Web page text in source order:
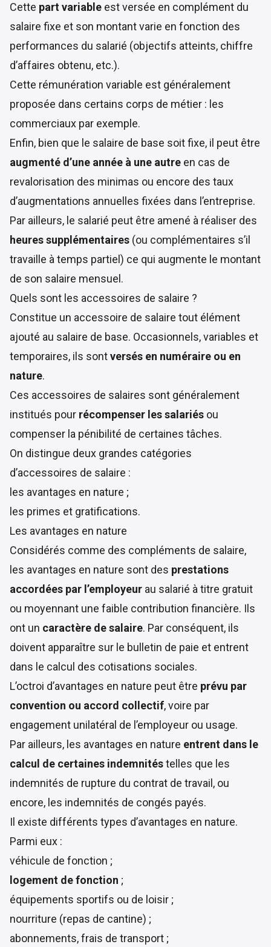
Cette part variable est versée en complément du
salaire fixe et son montant varie en fonction des
performances du salarié (objectifs atteints, chiffre
d’affaires obtenu, etc.).
Cette rémunération variable est généralement
proposée dans certains corps de métier : les
commerciaux par exemple.
Enfin, bien que le salaire de base soit fixe, il peut être
augmenté d’une année à une autre en cas de
revalorisation des minimas ou encore des taux
d’augmentations annuelles fixées dans l’entreprise.
Par ailleurs, le salarié peut être amené à réaliser des
heures supplémentaires (ou complémentaires s’il
travaille à temps partiel) ce qui augmente le montant
de son salaire mensuel.
Quels sont les accessoires de salaire ?
Constitue un accessoire de salaire tout élément
ajouté au salaire de base. Occasionnels, variables et
temporaires, ils sontversés en numéraire ou en
nature.
Ces accessoires de salaires sont généralement
institués pour récompenser les salariés ou
compenser la pénibilité de certaines tâches.
On distingue deux grandes catégories
d’accessoires de salaire :
les avantages en nature ;
les primes et gratifications.
Les avantages en nature
Considérés comme des compléments de salaire,
les avantages en nature sont des prestations
accordées par l’employeur au salarié à titre gratuit
ou moyennant une faible contribution financière. Ils
ont un caractère de salaire. Par conséquent, ils
doivent apparaître sur le bulletin de paie et entrent
dans le calcul des cotisations sociales.
L’octroi d’avantages en nature peut être prévu par
convention ou accord collectif, voire par
engagement unilatéral de l’employeur ou usage.
Par ailleurs, les avantages en nature entrent dans le
calcul de certaines indemnitéstelles que les
indemnités de rupture du contrat de travail, ou
encore, les indemnités de congés payés.
Il existe différents types d’avantages en nature.
Parmi eux :
véhicule de fonction ;
logement de fonction ;
équipements sportifs ou de loisir ;
nourriture (repas de cantine) ;
abonnements, frais de transport ;